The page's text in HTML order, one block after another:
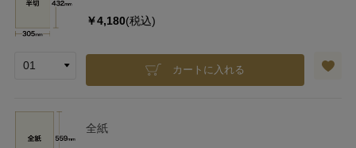
￥4,180(税込)
カートに入れる
全紙